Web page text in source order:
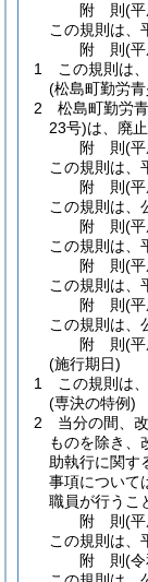
附 則(
この規則は、
附 則(
1
この規則は
(松島町勤労
2
松島町勤労
23号)は、廃止
附 則(
この規則は、
附 則(
この規則は、
附 則(
この規則は、
附 則(
この規則は、
附 則(
この規則は、
附 則(
(施行期日)
1
この規則は
(専決の特例)
2
当分の間、
ものを除き、
助執行に関す
事項について
職員が行うこ
附 則(
この規則は、
附 則(